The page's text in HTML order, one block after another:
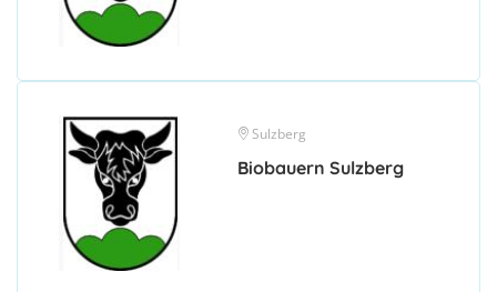
Sulzberg
Biobauern Sulzberg